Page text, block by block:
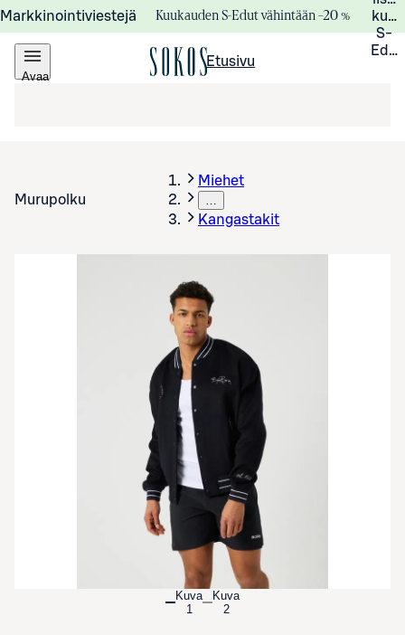
Markkinointiviestejä Kuukauden S-Edut vähintään –20 %
S-
Avaa
Etusivu
Murupolku
Miehet
…
Kangastakit
Avaa tuotekuva suurennettuna
Kuva
1
Kuva
2